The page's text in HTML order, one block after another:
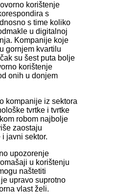
korištenje
s
s time koliko
u digitalnoj
Kompanije koje
gornjem kvartilu
su šest puta bolje
korištenje
onih u donjem
kompanije iz sektora
tvrtke i tvrtke
robom najbolje
zaostaju
javni sektor.
upozorenje
u korištenju
naštetiti
upravo suprotno
vlast želi.